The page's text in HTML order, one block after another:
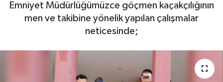
Emniyet Müdürlüğümüzce göçmen kaçakçılığının
men ve takibine yönelik yapılan çalışmalar
neticesinde;
Son Dakika Haberleri